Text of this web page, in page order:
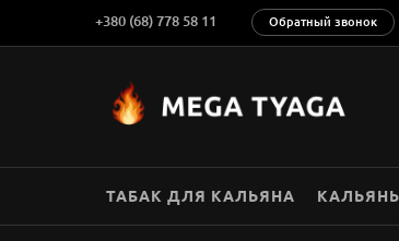
+380 (68) 778 58 11 Обратный звонок
ТАБАК ДЛЯ КАЛЬЯНА